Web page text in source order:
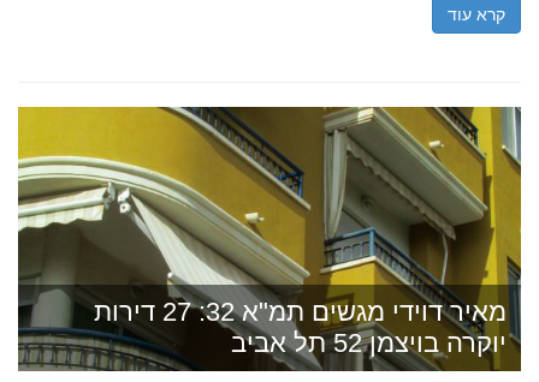
קרא עוד
מאיר דוידי מגשים תמ"א 32: 27 דירות
יוקרה בויצמן 52 תל אביב